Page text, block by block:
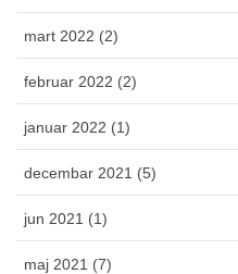
mart 2022 (2)
februar 2022 (2)
januar 2022 (1)
decembar 2021 (5)
jun 2021 (1)
maj 2021 (7)